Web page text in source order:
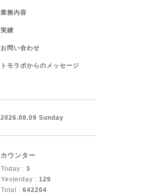
業務内容
実績
お問い合わせ
トモラボからのメッセージ
2026.08.09 Sunday
カウンター
Today : 3
Yesterday : 129
Total : 642204